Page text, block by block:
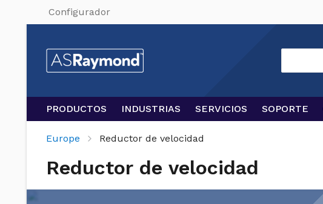
Configurador
PRODUCTOS INDUSTRIAS SERVICIOS SOPORTE
Europe Reductor de velocidad
Reductor de velocidad